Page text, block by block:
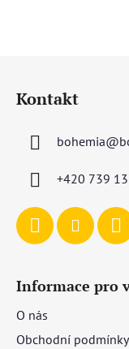
Kontakt
bohemia@
+420 739
Informace pro
O nás
Obchodní podmínky